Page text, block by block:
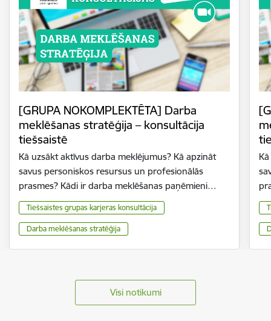
[GRUPA NOKOMPLEKTĒTA] Darba
meklēšanas stratēģija – konsultācija
tiešsaistē
Kā uzsākt aktīvus darba meklējumus? Kā apzināt
savus personiskos resursus un profesionālās
prasmes? Kādi ir darba meklēšanas paņēmieni…
Tiešsaistes grupas karjeras konsultācija
Darba meklēšanas stratēģija
Visi notikumi